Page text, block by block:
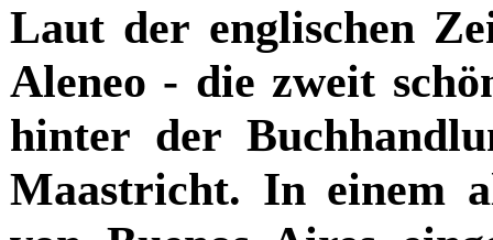
Laut der englischen
Aleneo - die zweit
hinter der
Maastricht. In einem